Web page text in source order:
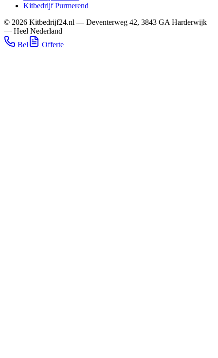
KitbedrijfPurmerend
© 2026 Kitbedrijf24.nl — Deventerweg 42, 3843 GA Harderwijk
— Heel Nederland
Bel
Offerte